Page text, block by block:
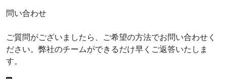
問い合わせ
ご質問がございましたら、ご希望の方法でお問い合わせく
ださい。弊社のチームができるだけ早くご返答いたしま
す。